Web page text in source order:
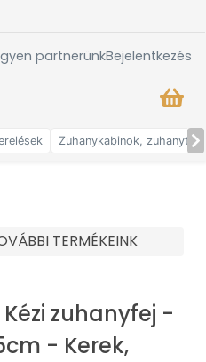
partnerünkBejelentkezés
Zuhanykabinok,
TERMÉKEINK
Kézi zuhanyfej -
- Kerek,